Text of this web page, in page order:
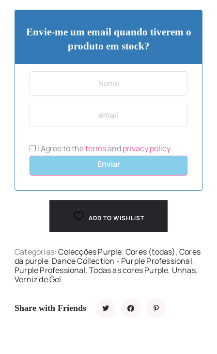
Envie-me um email quando tiverem o
produto em stock?
I Agree to thetermsandprivacy policy
Enviar
ADD TO WISHLIST
Categorias:Colecções Purple,Cores (todas),Cores
da purple, Dance Collection - Purple Professional,
Purple Professional,Todas as cores Purple, Unhas,
Verniz de Gel
Share with Friends